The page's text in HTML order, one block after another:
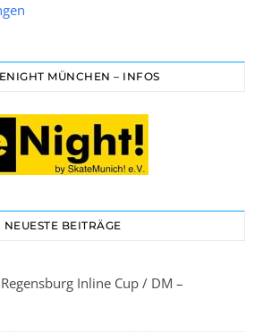
MÜNCHEN – INFOS
NEUESTE BEITRÄGE
Inline Cup / DM –